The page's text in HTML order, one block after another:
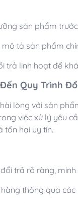
sản phẩm
tả sản phẩm
trả linh hoạt để
Quy Trình
lòng với sản
việc xử lý yêu
tổn hại uy tín.
trả rõ ràng,
thông qua